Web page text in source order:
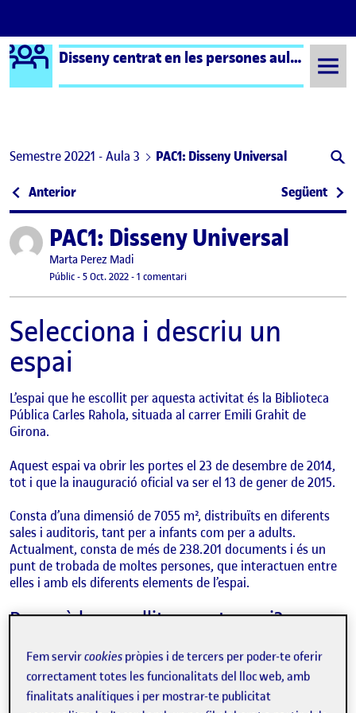
Saltar al contingut
Logo Ágora Disseny centrat en les persones aula 3
Semestre 20221 - Aula 3 PAC1: Disseny Universal
Navegació d'entrades
Anterior: Disseny universal Següent:
Publicat perPAC1: Disseny Universal
Publicat per
Marta Perez Madi
Visibilitat:
Públic-Data de publicació
5 Oct. 20226 octubre, 2022 7:41 pm
-1 comentaria PAC1: Disseny Universal
Selecciona i descriu un
espai
L’espai que he escollit per aquesta activitat és la Biblioteca
Pública Carles Rahola, situada al carrer Emili Grahit de
Girona.
Aquest espai va obrir les portes el 23 de desembre de 2014,
tot i que la inauguració oficial va ser el 13 de gener de 2015.
Consta d’una dimensió de 7055 m², distribuïts en diferents
sales i auditoris, tant per a infants com per a adults.
Actualment, consta de més de 238.201 documents i és un
punt de trobada de moltes persones, que interactuen entre
elles i amb els diferents elements de l’espai.
Per què he escollit aquest espai?
La Biblioteca Pública Carles Rahola és un edifici que forma
part de la meva ciutat, on tinc i tindré lliure accés dins de
l’horari preestablert de l’espai i es troba a prop de casa meva,
i va ser un lloc que vaig visitar molt durant els meus estudis
Fem servircookies pròpies i de tercers per poder-te oferir
correctament totes les funcionalitats del lloc web, amb
finalitats analítiques i per mostrar-te publicitat